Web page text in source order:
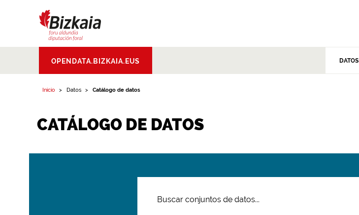
Aldundia.Diputacion
Foral de Bizkaia
OPENDATA.BIZKAIA.EUS DATOS
Inicio Datos Catálogo de datos
CATÁLOGO DE DATOS